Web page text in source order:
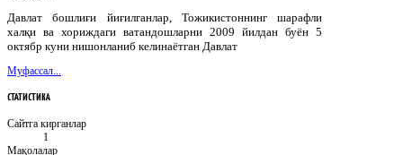
Давлат бошлиғи йиғилганлар, Тожикистоннинг шарафли
халқи ва хориждаги ватандошларни 2009 йилдан буён 5
октябр куни нишонланиб келинаётган Давлат
Муфассал...
СТАТИСТИКА
Сайтга кирганлар
1
Мақолалар